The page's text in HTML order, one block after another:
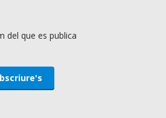
del que es publica